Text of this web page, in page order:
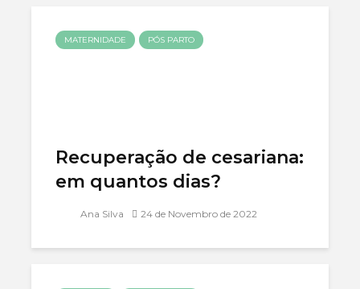
MATERNIDADE PÓS PARTO
Recuperação de cesariana:
em quantos dias?
Ana Silva 24 de Novembro de 2022